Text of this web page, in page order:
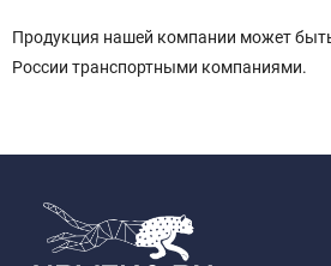
Продукция нашей компании может
России транспортными компаниями.